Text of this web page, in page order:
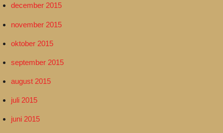
december 2015
november 2015
oktober 2015
september 2015
august 2015
juli 2015
juni 2015